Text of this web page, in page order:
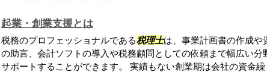
起業・創業支援とは
税務のプロフェッショナルである税理士は、事業計画書の作成や
の助言、会計ソフトの導入や税務顧問としての依頼まで幅広い分
サポートすることができます。 実績もない創業期は会社の資金